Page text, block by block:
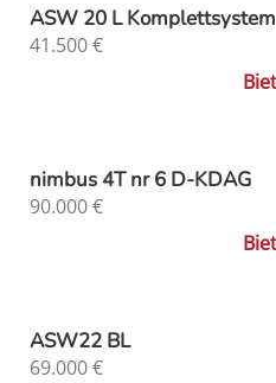
ASW 20 L Komplettsystem
41.500€
nimbus 4T nr 6 D-KDAG
90.000€
ASW22 BL
69.000€